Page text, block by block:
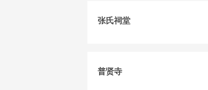
张氏祠堂
普贤寺